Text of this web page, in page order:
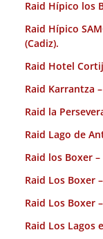
Raid Hípico los
Raid Hípico
(Cadiz).
Raid Hotel
Raid Karrantza
Raid la
Raid Lago de
Raid los Boxer –
Raid Los Boxer
Raid Los Boxer
Raid Los Lagos